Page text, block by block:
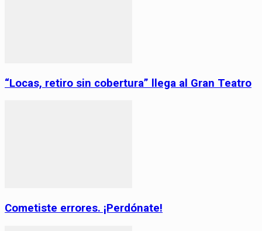
“Locas, retiro sin cobertura” llega al Gran Teatro
Cometiste errores. ¡Perdónate!